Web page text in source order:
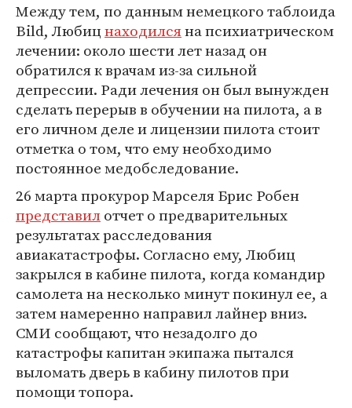
Между тем, по данным немецкого таблоида
Bild, Любицнаходилсяна психиатрическом
лечении: около шести лет назад он
обратился к врачам из-за сильной
депрессии. Ради лечения он был вынужден
сделать перерыв в обучении на пилота, а в
его личном деле и лицензии пилота стоит
отметка о том, что ему необходимо
постоянное медобследование.
26 марта прокурор Марселя Брис Робен
представилотчет о предварительных
результатах расследования
авиакатастрофы. Согласно ему, Любиц
закрылся в кабине пилота, когда командир
самолета на несколько минут покинул ее, а
затем намеренно направил лайнер вниз.
СМИ сообщают, что незадолго до
катастрофы капитан экипажа пытался
выломать дверь в кабину пилотов при
помощи топора.